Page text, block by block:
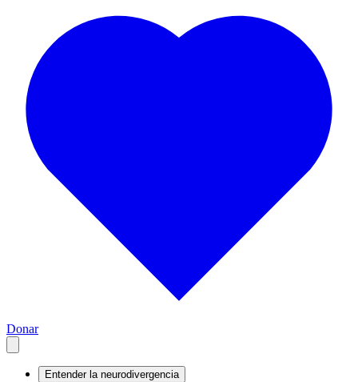
Donar
Entender la neurodivergencia